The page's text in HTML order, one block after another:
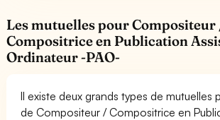
Les mutuelles pour Compositeur
Compositrice en Publication
Ordinateur -PAO-
Il existe deux grands types de mutuelles
de Compositeur / Compositrice en